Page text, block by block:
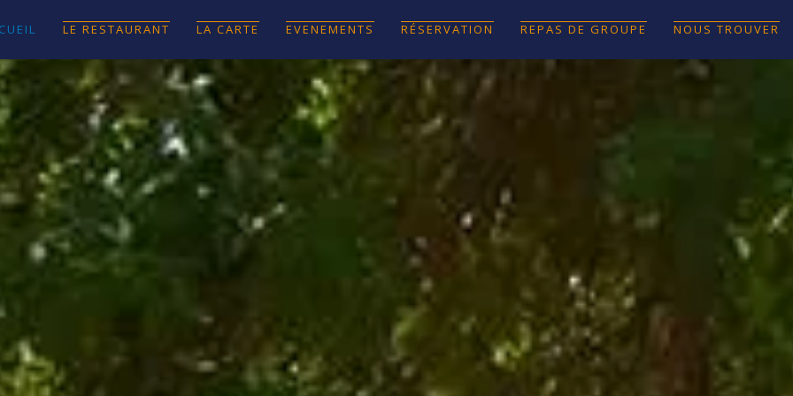
LE RESTAURANT LA CARTE EVENEMENTS RÉSERVATION REPAS DE GROUPE NOUS TROUVER